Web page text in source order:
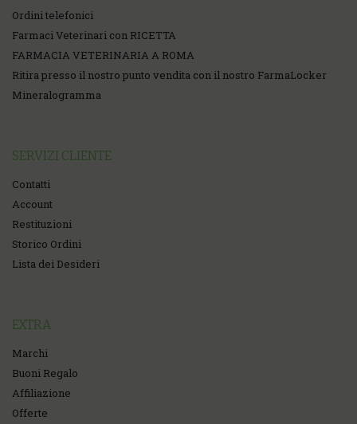
Ordini telefonici
Farmaci Veterinari con RICETTA
FARMACIA VETERINARIA A ROMA
Ritira presso il nostro punto vendita con il nostro FarmaLocker
Mineralogramma
SERVIZI CLIENTE
Contatti
Account
Restituzioni
Storico Ordini
Lista dei Desideri
EXTRA
Marchi
Buoni Regalo
Affiliazione
Offerte